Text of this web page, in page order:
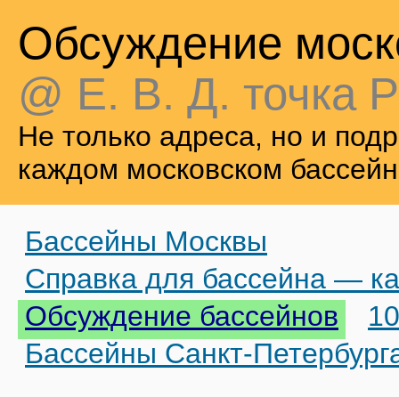
Обсуждение
@ Е. В. Д. точка
Не только адреса, но и
каждом московском
Бассейны Москвы
Справка для бассейна —
Обсуждение бассейнов
Бассейны Санкт-